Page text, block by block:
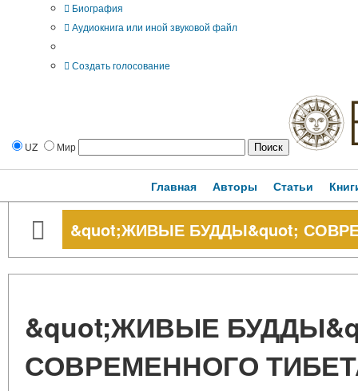
Биография
Аудиокнига или иной звуковой файл
Создать голосование
UZ Мир
Главная Авторы Статьи
&quot;ЖИВЫЕ БУДДЫ&quot;
&quot;ЖИВЫЕ
СОВРЕМЕННОГО